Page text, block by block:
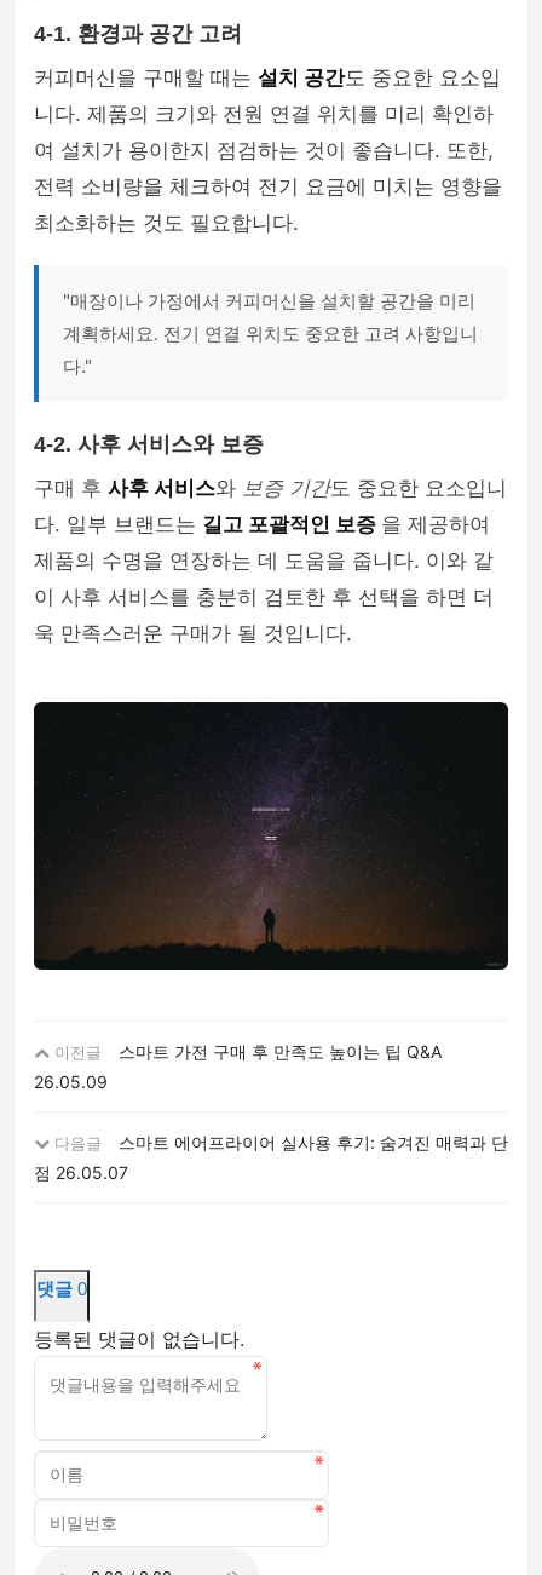
4-1. 환경과 공간 고려
커피머신을 구매할 때는 설치 공간도 중요한 요소입
니다. 제품의 크기와 전원 연결 위치를 미리 확인하
여 설치가 용이한지 점검하는 것이 좋습니다. 또한,
전력 소비량을 체크하여 전기 요금에 미치는 영향을
최소화하는 것도 필요합니다.
"매장이나 가정에서 커피머신을 설치할 공간을 미리
계획하세요. 전기 연결 위치도 중요한 고려 사항입니
다."
4-2. 사후 서비스와 보증
구매 후 사후 서비스와 보증 기간도 중요한 요소입니
다. 일부 브랜드는 길고 포괄적인 보증 을 제공하여
제품의 수명을 연장하는 데 도움을 줍니다. 이와 같
이 사후 서비스를 충분히 검토한 후 선택을 하면 더
욱 만족스러운 구매가 될 것입니다.
이전글
스마트 가전 구매 후 만족도 높이는 팁 Q&A
26.05.09
다음글
스마트 에어프라이어 실사용 후기: 숨겨진 매력과 단
점 26.05.07
댓글 0
등록된 댓글이 없습니다.